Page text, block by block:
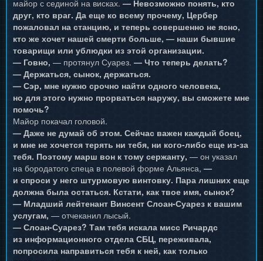
майор с сединой на висках. — Невозможно понять, кто
друг, кто враг. Да еще ко всему прочему, Цербер
пожаловал на станцию, и теперь совершенно не ясно,
кто же хочет нашей смерти больше, — наши бывшие
товарищи или ублюдки из этой организации.
— Говно, — протянул Суарез. — Что теперь делать?
— Держаться, сынок, держаться.
— Сэр, мне нужно срочно найти одного человека,
но для этого нужно прорваться наружу, вы сможете мне
помочь?
Майор покачал головой.
— Даже не думай об этом. Сейчас важен каждый боец,
и мне не хочется терять ни тебя, ни кого-либо еще из-за
тебя. Поэтому марш вон к тому сержанту, — он указал
на бородатого спеца в полевой форме Альянса, —
и спроси у него штурмовую винтовку. Пара лишних еще
должна была остаться. Кстати, как твое имя, сынок?
— Младший лейтенант Винсент Слоан-Суарез к вашим
услугам, — отчеканил лысый.
— Слоан-Суарез? Там тебя искала мисс Ричардс
из информационного отдела СБЦ, переживала,
попросила направиться тебя к ней, как только